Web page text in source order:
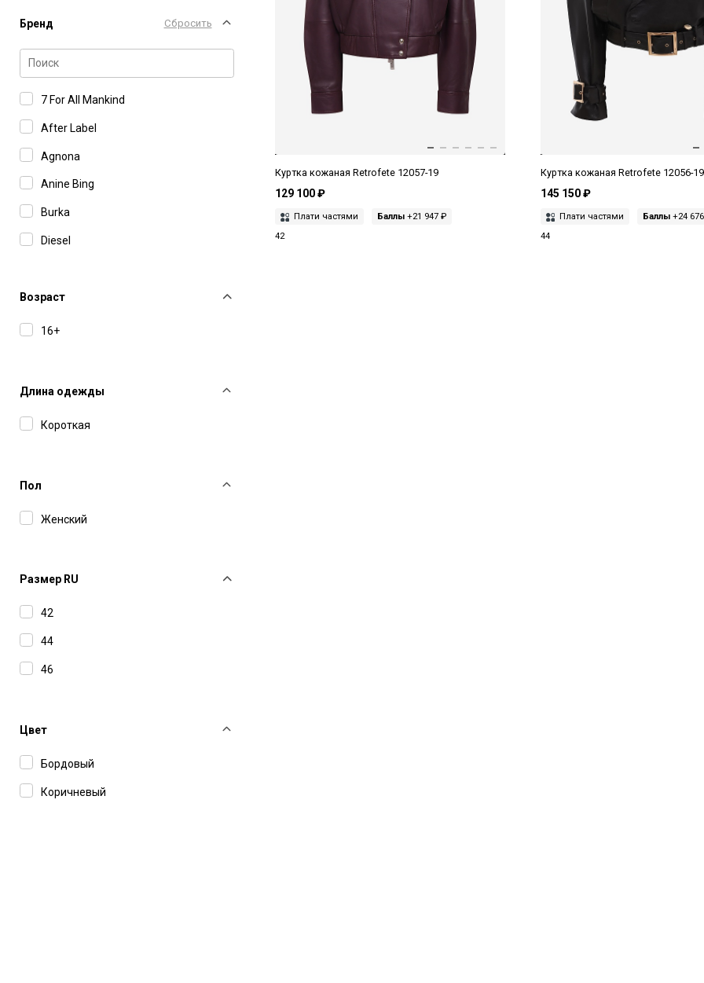
Бренд Сбросить
7 For All Mankind
After Label
Agnona
Anine Bing
Burka
Diesel
Duvetica
EENK
Margaux Lonnberg
MM6 Maison Margiela
MSGM
Norma Kamali
Officine Generale
Возраст
16+
Длина одежды
Короткая
Пол
Женский
Размер RU
42
44
46
Цвет
Бордовый
Коричневый
Куртка кожаная Retrofete 12057-19
129 100 ₽
Плати частями Баллы +21 947 ₽
42
Куртка кожаная Retrofete 12056-19
145 150 ₽
Плати частями Баллы +24
44